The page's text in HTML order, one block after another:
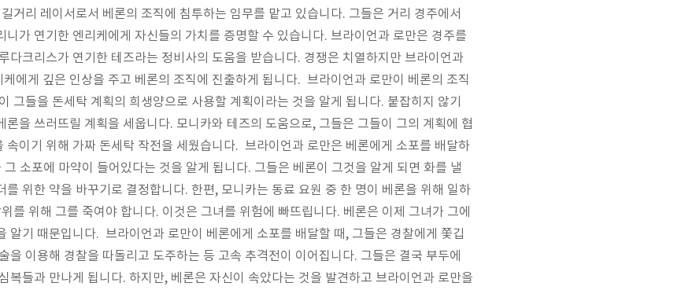
거리 레이서로서 베론의 조직에 침투하는 임무를 맡고 있습니다. 그들은 거리 경주에서
니가 연기한 엔리케에게 자신들의 가치를 증명할 수 있습니다. 브라이언과 로만은 경주를
다크리스가 연기한 테즈라는 정비사의 도움을 받습니다. 경쟁은 치열하지만 브라이언과
에게 깊은 인상을 주고 베론의 조직에 진출하게 됩니다. 브라이언과 로만이 베론의 조직
그들을 돈세탁 계획의 희생양으로 사용할 계획이라는 것을 알게 됩니다. 붙잡히지 않기
론을 쓰러뜨릴 계획을 세웁니다. 모니카와 테즈의 도움으로, 그들은 그들이 그의 계획에 협
속이기 위해 가짜 돈세탁 작전을 세웠습니다. 브라이언과 로만은 베론에게 소포를 배달하
소포에 마약이 들어있다는 것을 알게 됩니다. 그들은 베론이 그것을 알게 되면 화를 낼
를 위한 약을 바꾸기로 결정합니다. 한편, 모니카는 동료 요원 중 한 명이 베론을 위해 일하
를 위해 그를 죽여야 합니다. 이것은 그녀를 위험에 빠뜨립니다. 베론은 이제 그녀가 그에
알기 때문입니다. 브라이언과 로만이 베론에게 소포를 배달할 때, 그들은 경찰에게 쫓깁
을 이용해 경찰을 따돌리고 도주하는 등 고속 추격전이 이어집니다. 그들은 결국 부두에
복들과 만나게 됩니다. 하지만, 베론은 자신이 속았다는 것을 발견하고 브라이언과 로만을